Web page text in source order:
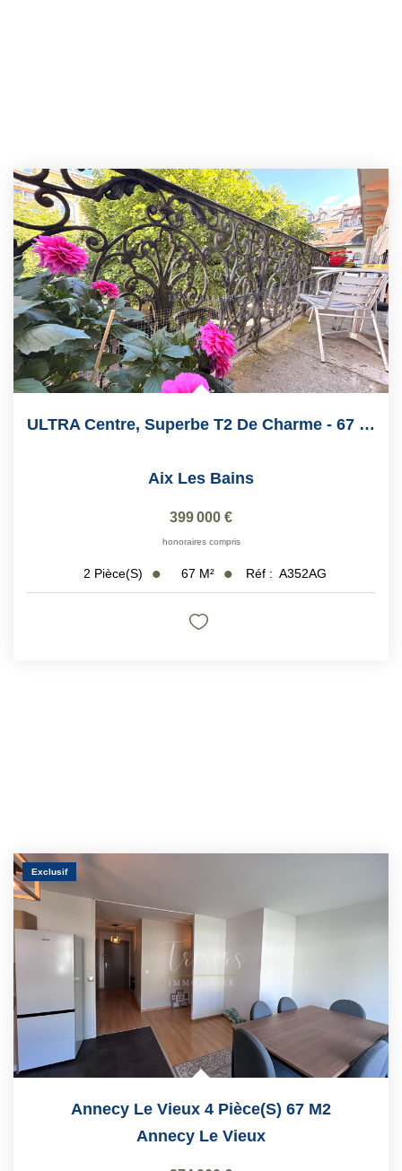
ULTRA Centre, Superbe T2 De Charme - 67 M2
Aix Les Bains
399 000 €
honoraires compris
2 Pièce(s) 67 M² Réf : A352AG
Exclusif
Annecy Le Vieux 4 Pièce(s) 67 M2
Annecy Le Vieux